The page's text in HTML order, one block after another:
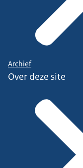
Archief
Over deze site